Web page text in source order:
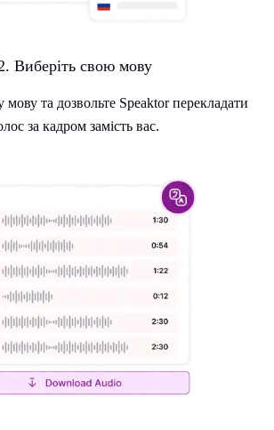
Виберіть свою мову
мову та дозвольте Speaktor перекладати
за кадром замість вас.